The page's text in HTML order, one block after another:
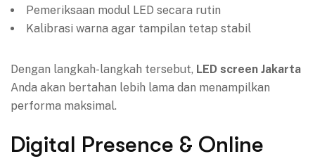
Pemeriksaan modul LED secara rutin
Kalibrasi warna agar tampilan tetap stabil
Dengan langkah-langkah tersebut, LED screen Jakarta
Anda akan bertahan lebih lama dan menampilkan
performa maksimal.
Digital Presence & Online